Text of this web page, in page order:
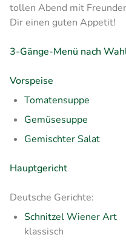
tollen Abend mit
Dir einen guten Appetit!
3-Gänge-Menü nach
Vorspeise
Tomatensuppe
Gemüsesuppe
Gemischter Salat
Hauptgericht
Deutsche Gerichte:
Schnitzel Wiener Art
klassisch